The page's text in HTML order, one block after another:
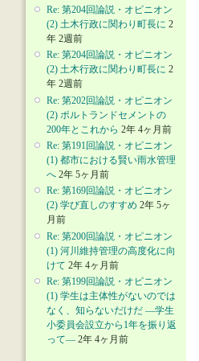
Re: 第204回論説・オピニオン
(2) 土木行政に関わり町長に 2
年 2週前
Re: 第204回論説・オピニオン
(2) 土木行政に関わり町長に 2
年 2週前
Re: 第202回論説・オピニオン
(2) ポルトランドセメントの
200年とこれから 2年 4ヶ月前
Re: 第191回論説・オピニオン
(1) 都市における賢い雨水管理
へ 2年 5ヶ月前
Re: 第169回論説・オピニオン
(2) 学び直しのすすめ 2年 5ヶ
月前
Re: 第200回論説・オピニオン
(1) 河川維持管理の高度化に向
けて 2年 4ヶ月前
Re: 第199回論説・オピニオン
(1) 学生は主体性がないのでは
なく、知らないだけだ ―学生
小委員会設立から1年を振り返
って― 2年 4ヶ月前